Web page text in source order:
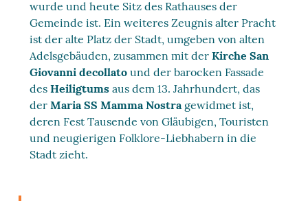
wurde und heute Sitz des Rathauses der
Gemeinde ist. Ein weiteres Zeugnis alter Pracht
ist der alte Platz der Stadt, umgeben von alten
Adelsgebäuden, zusammen mit derKirche San
Giovanni decollato und der barocken Fassade
desHeiligtumsaus dem 13. Jahrhundert, das
derMaria SS Mamma Nostragewidmet ist,
deren Fest Tausende von Gläubigen, Touristen
und neugierigen Folklore-Liebhabern in die
Stadt zieht.